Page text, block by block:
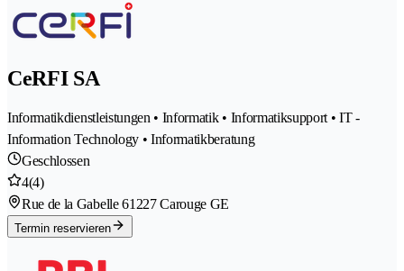
CeRFI SA
Informatikdienstleistungen • Informatik • Informatiksupport • IT -
Information Technology • Informatikberatung
Geschlossen
4(4)
Rue de la Gabelle 61227 Carouge GE
Termin reservieren